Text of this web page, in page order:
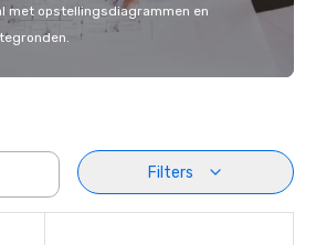
met opstellingsdiagrammen en
Filters